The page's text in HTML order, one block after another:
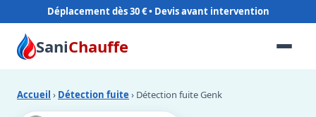
Déplacement dès 30 €
SaniChauffe
Accueil › Détection fuite › Détection fuite Genk